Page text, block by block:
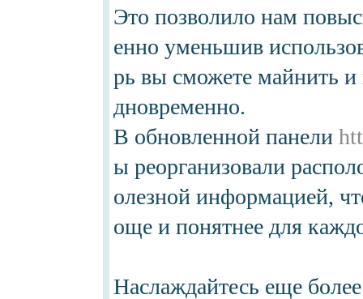
Это позволило нам
енно уменьшив
рь вы сможете майнить и
дновременно.
В обновленной панели
ы реорганизовали
олезной информацией,
още и понятнее для
Наслаждайтесь еще